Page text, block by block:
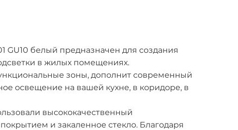
GU10 белый предназначен для создания
в жилых помещениях.
зоны, дополнит современный
освещение на вашей кухне, в коридоре, в
высококачественный
и закаленное стекло. Благодаря